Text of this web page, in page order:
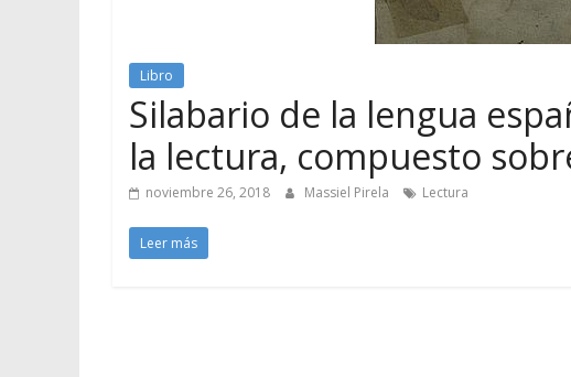
Libro
Silabario de la lengua
la lectura, compuesto
noviembre 26, 2018 Massiel Pirela Lectura
Leer más